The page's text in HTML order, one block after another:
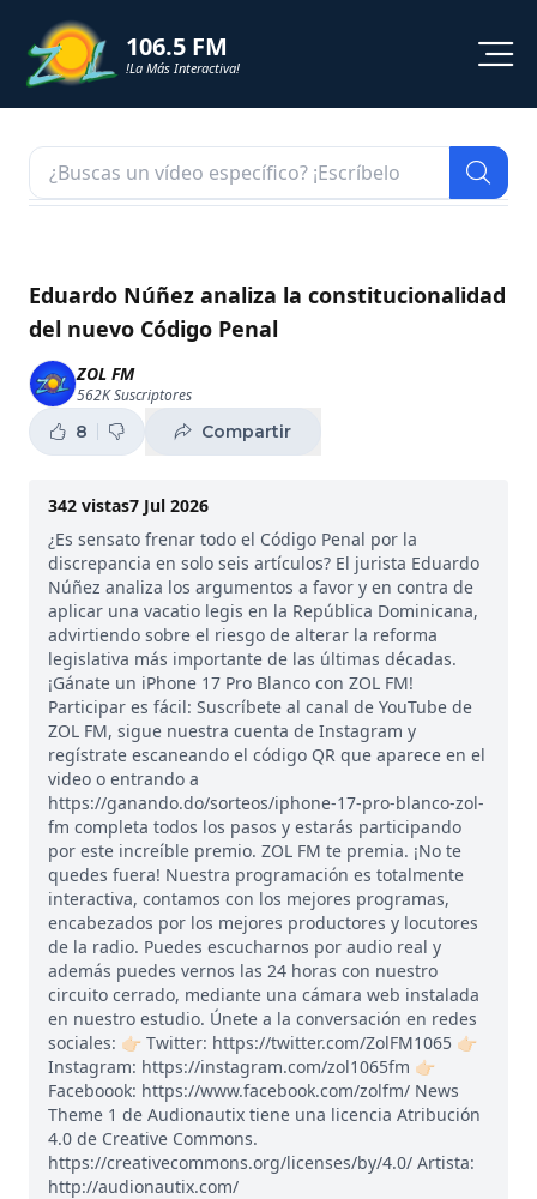
106.5 FM
!La Más Interactiva!
NOTICIAS
SHORTS
PODCAST
ZOL TV
Eduardo Núñez analiza la constitucionalidad
del nuevo Código Penal
ZOL FM
562KSuscriptores
8 Compartir
342 vistas7 Jul 2026
¿Es sensato frenar todo el Código Penal por la
discrepancia en solo seis artículos? El jurista Eduardo
Núñez analiza los argumentos a favor y en contra de
aplicar una vacatio legis en la República Dominicana,
advirtiendo sobre el riesgo de alterar la reforma
legislativa más importante de las últimas décadas.
¡Gánate un iPhone 17 Pro Blanco con ZOL FM!
Participar es fácil: Suscríbete al canal de YouTube de
ZOL FM, sigue nuestra cuenta de Instagram y
regístrate escaneando el código QR que aparece en el
video o entrando a
https://ganando.do/sorteos/iphone-17-pro-blanco-zol-
fm completa todos los pasos y estarás participando
por este increíble premio. ZOL FM te premia. ¡No te
quedes fuera! Nuestra programación es totalmente
interactiva, contamos con los mejores programas,
encabezados por los mejores productores y locutores
de la radio. Puedes escucharnos por audio real y
además puedes vernos las 24 horas con nuestro
circuito cerrado, mediante una cámara web instalada
en nuestro estudio. Únete a la conversación en redes
sociales: 👉🏻 Twitter: https://twitter.com/ZolFM1065 👉🏻
Instagram: https://instagram.com/zol1065fm 👉🏻
Faceboook: https://www.facebook.com/zolfm/ News
Theme 1 de Audionautix tiene una licencia Atribución
4.0 de Creative Commons.
https://creativecommons.org/licenses/by/4.0/ Artista:
http://audionautix.com/